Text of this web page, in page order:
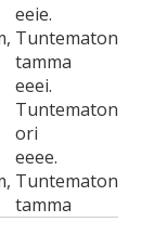
eeie.
Tuntematon
tamma
eeei.
Tuntematon
ori
eeee.
Tuntematon
tamma